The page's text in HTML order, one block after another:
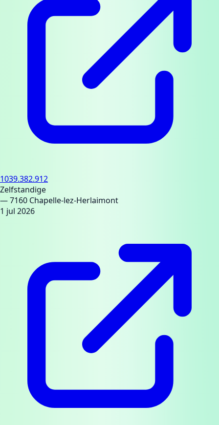
1039.382.912
Zelfstandige
— 7160 Chapelle-lez-Herlaimont
1 jul 2026